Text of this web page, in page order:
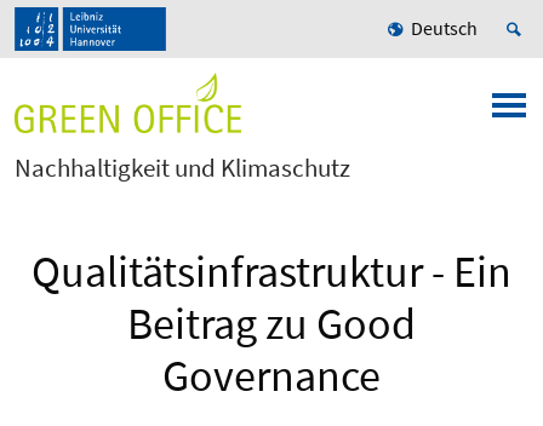
Deutsch
Nachhaltigkeit und Klimaschutz
Qualitätsinfrastruktur - Ein
Beitrag zu Good
Governance